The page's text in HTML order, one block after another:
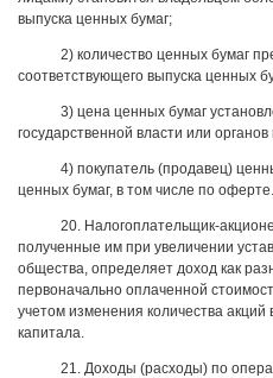
выпуска ценных бумаг;
2) количество ценных бумаг
соответствующего выпуска ценных
3) цена ценных бумаг
государственной власти или
4) покупатель (продавец)
ценных бумаг, в том числе по оферте.
20. Налогоплательщик-
полученные им при увеличении
общества, определяет доход как
первоначально оплаченной
учетом изменения количества акций
капитала.
21. Доходы (расходы) по